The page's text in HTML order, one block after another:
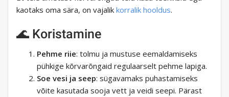
kaotaks oma sära, on vajalik korralik hooldus.
🌊 Koristamine
Pehme riie: tolmu ja mustuse eemaldamiseks
pühkige kõrvarõngaid regulaarselt pehme lapiga.
Soe vesi ja seep: sügavamaks puhastamiseks
võite kasutada sooja vett ja veidi seepi. Pärast